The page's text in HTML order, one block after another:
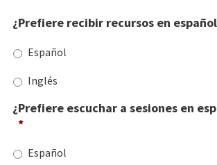
¿Prefiere recibir recursos en
Español
Inglés
¿Prefiere escuchar a sesiones en
*
Español